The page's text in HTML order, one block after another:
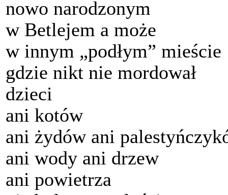
nowo narodzonym
w Betlejem a może
w innym „podłym” mieście
gdzie nikt nie mordował
dzieci
ani kotów
ani żydów ani
ani wody ani drzew
ani powietrza